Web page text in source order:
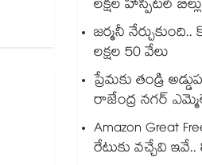
లక్షల హాస్పిటల్
జర్మనీ
లక్షల 50 వేలు
ప్రేమకు తండ్రి
రాజేంద్ర నగర్
Amazon Great
రేటుకు వచ్చేవి ఇవే..